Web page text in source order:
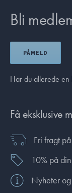
Bli
PÅMELD
Har du allerede en
Få eksklusive
Fri fragt
10% på
Nyheter